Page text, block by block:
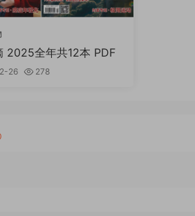
2025全年共12本 PDF
26 278